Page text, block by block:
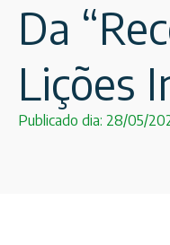
Da
Lições
Publicado dia: 28/05/